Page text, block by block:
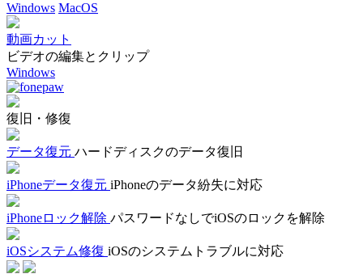
Windows MacOS
動画カット
ビデオの編集とクリップ
Windows
復旧・修復
データ復元 ハードディスクのデータ復旧
iPhoneデータ復元 iPhoneのデータ紛失に対応
iPhoneロック解除 パスワードなしでiOSのロックを解除
iOSシステム修復 iOSのシステムトラブルに対応